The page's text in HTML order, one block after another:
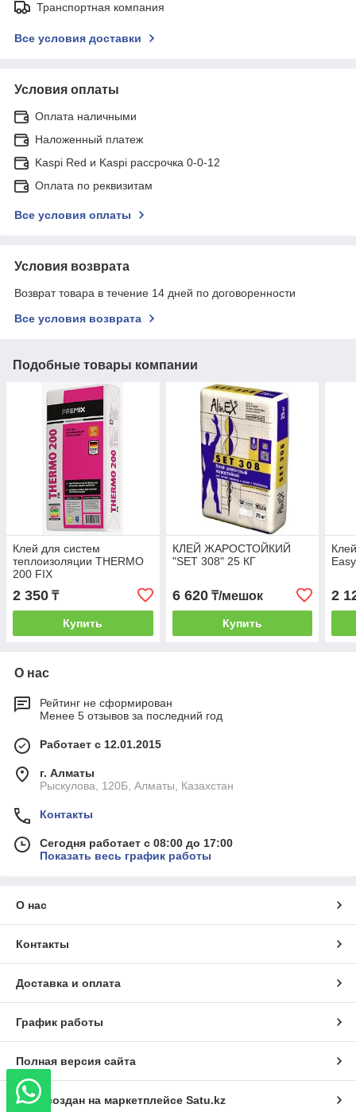
Транспортная компания
Все условия доставки
Условия оплаты
Оплата наличными
Наложенный платеж
Kaspi Red и Kaspi рассрочка 0-0-12
Оплата по реквизитам
Все условия оплаты
Условия возврата
Возврат товара в течение 14 дней по договоренности
Все условия возврата
Подобные товары компании
Клей для систем
теплоизоляции THERMO
200 FIX
2 350 ₸
Купить
КЛЕЙ ЖАРОСТОЙКИЙ
"SET 308" 25 КГ
6 620₸/мешок
Купить
2
О нас
Рейтинг не сформирован
Менее 5 отзывов за последний год
Работает с 12.01.2015
г. Алматы
Рыскулова, 120Б, Алматы, Казахстан
Контакты
Сегодня работает с 08:00 до 17:00
Показать весь график работы
О нас
Контакты
Доставка и оплата
График работы
Полная версия сайта
Сайт создан на маркетплейсе Satu.kz